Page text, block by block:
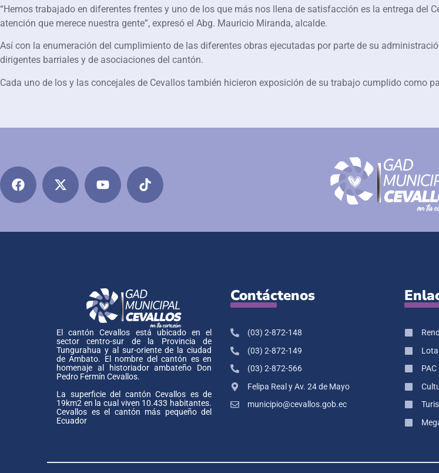
“Hemos trabajado en diferentes frentes y uno de los que más nos llena de satisfacción es la entrega del
atención que merece nuestra gente”, expresó el Abg. Mauricio Miranda, alcalde.
Así con la enumeración del cumplimiento de las diferentes obras ejecutadas por parte de su
dirigentes barriales y de asociaciones del cantón.
Cada uno de los y las concejales de Cevallos también hicieron exposición de su trabajo cumplido como
El cantón Cevallos está ubicado en el
sector centro-sur de la Provincia de
Tungurahua y al sur-oriente de la ciudad
de Ambato. El nombre del cantón es en
homenaje al historiador ambateño Don
Pedro Fermín Cevallos.
La superficie del cantón Cevallos es de
19km2 en la cual viven 10.433 habitantes.
Cevallos es el cantón más pequeño del
Ecuador
Contáctenos
(03) 2-872-148
(03) 2-872-149
(03) 2-872-566
Felipa Real y Av. 24 de Mayo
municipio@cevallos.gob.ec
PAC